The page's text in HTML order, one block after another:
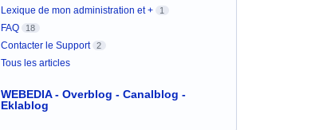
Lexique de mon administration et + 1
FAQ 18
Contacter le Support 2
Tous les articles
WEBEDIA - Overblog - Canalblog -
Eklablog